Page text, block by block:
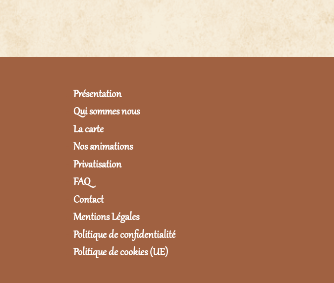
Présentation
Qui sommes nous
La carte
Nos animations
Privatisation
FAQ
Contact
Mentions Légales
Politique de confidentialité
Politique de cookies (UE)